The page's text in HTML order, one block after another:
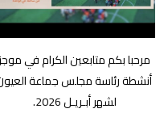
⁨مرحبا بكم متابعين الكرام في موجز
أنشطة رئاسة مجلس جماعة
لشهر أبـريـل 2026.